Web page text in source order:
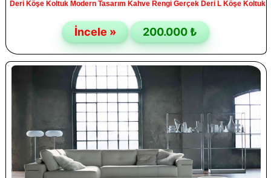
Deri Köşe Koltuk Modern Tasarım Kahve Rengi Gerçek Deri L Köşe Koltuk
İncele » 200.000 ₺